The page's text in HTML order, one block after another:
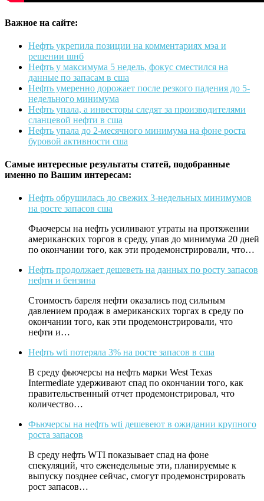
Важное на сайте:
Нефть укрепила позиции на комментариях мэа и
решении шнб
Нефть у максимума 5 недель, фокус сместился на
данные по запасам в сша
Нефть умеренно дорожает после резкого падения до 5-
недельного минимума
Нефть упала, а инвесторы следят за производителями
сланцевой нефти в сша
Нефть упала до 2-месячного минимума на фоне роста
буровой активности сша
Самые интересные результаты статей, подобранные
именно по Вашим интересам:
Нефть обрушилась до свежих 3-недельных минимумов
на росте запасов сша
Фьючерсы на нефть усиливают утраты на протяжении
американских торгов в среду, упав до минимума 20 дней
по окончании того, как эти продемонстрировали, что…
Нефть продолжает дешеветь на данных по росту запасов
нефти и бензина
Стоимость бареля нефти оказались под сильным
давлением продаж в американских торгах в среду по
окончании того, как эти продемонстрировали, что
нефти и…
Нефть wti потеряла 3% на росте запасов в сша
В среду фьючерсы на нефть марки West Texas
Intermediate удерживают спад по окончании того, как
правительственный отчет продемонстрировал, что
количество…
Фьючерсы на нефть wti дешевеют в ожидании крупного
роста запасов
В среду нефть WTI показывает спад на фоне
спекуляций, что еженедельные эти, планируемые к
выпуску позднее сейчас, смогут продемонстрировать
рост запасов…